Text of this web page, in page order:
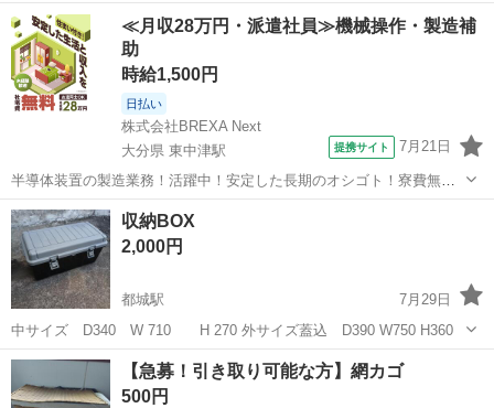
宮崎 宮崎市 宮崎駅 収納家具 ラック
≪月収28万円・派遣社員≫機械操作・製造補
助
時給1,500円
日払い
株式会社BREXA Next
大分県 東中津駅
提携サイト 7月21日
半導体装置の製造業務！活躍中！安定した長期のオシゴト！寮費無料
★赴任旅費会社負担◎20代～40代の男性活躍中★未経験活躍中！高時
給1,500円！《大分県中津市》 人気の工場のお仕事 ◇半導体装置内部
のシート製造◇ ＊クリー...
大分 中津市 東中津駅
収納BOX
2,000円
都城駅
7月29日
中サイズ D340 W 710 H 270 外サイズ蓋込 D390 W750 H360
宮崎 都城市 都城駅 収納家具
【急募！引き取り可能な方】網カゴ
500円